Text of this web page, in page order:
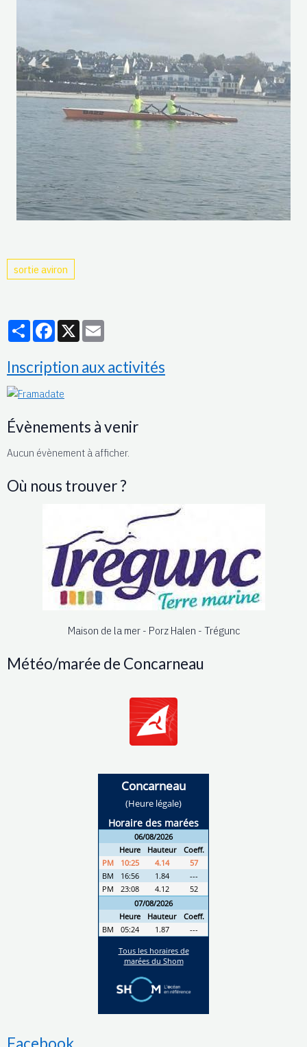
sortie aviron
PartagerFacebook
X
Inscription aux activités
Évènements à venir
Aucun évènement à afficher.
Où nous trouver ?
Maison de la mer - Porz Halen - Trégunc
Météo/marée de Concarneau